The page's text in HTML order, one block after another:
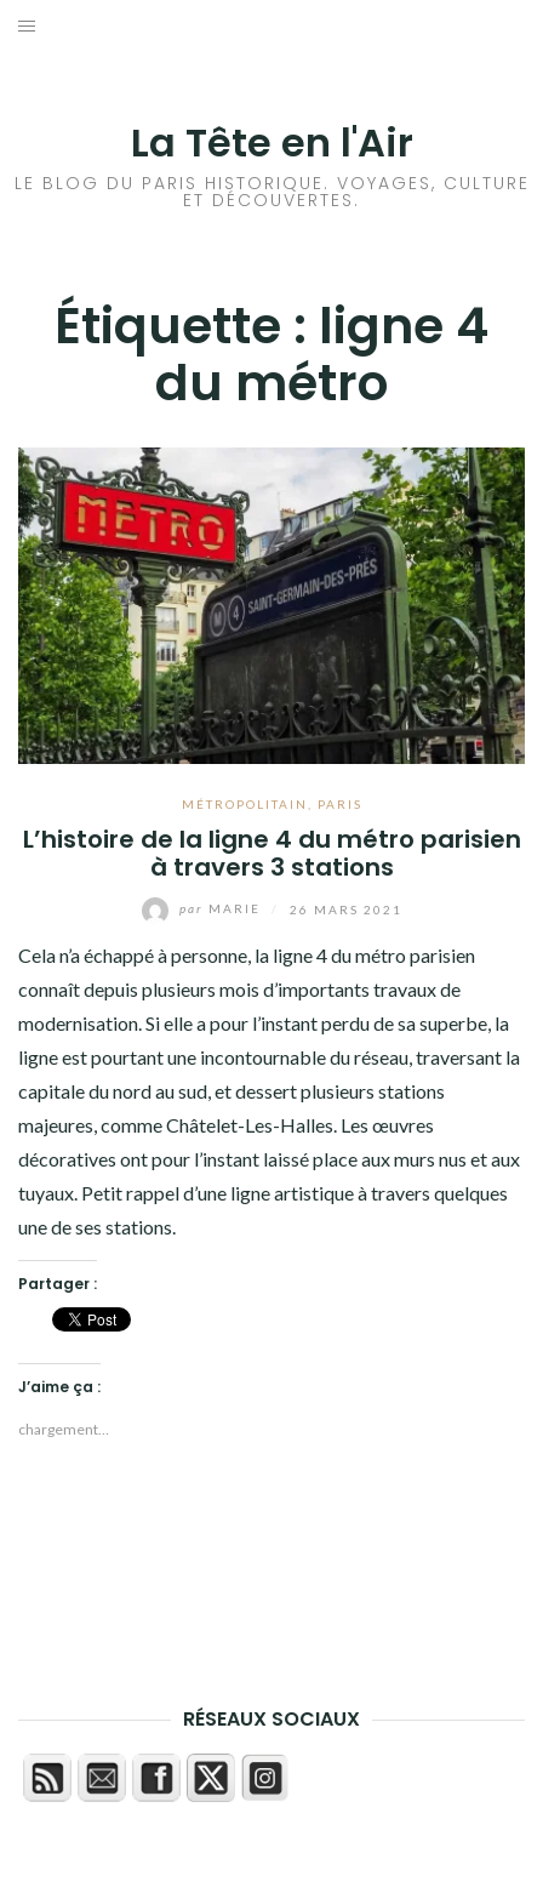
Aller
La Tête en l'Air
LE BLOG DU PARIS HISTORIQUE. VOYAGES, CULTURE
ET DÉCOUVERTES.
Étiquette : ligne 4
du métro
MÉTROPOLITAIN PARIS
L’histoire de la ligne 4 du métro parisien
à travers 3 stations
par MARIE 26 MARS 2021
Cela n’a échappé à personne, la ligne 4 du métro parisien
connaît depuis plusieurs mois d’importants travaux de
modernisation. Si elle a pour l’instant perdu de sa superbe, la
ligne est pourtant une incontournable du réseau, traversant la
capitale du nord au sud, et dessert plusieurs stations
majeures, comme Châtelet-Les-Halles. Les œuvres
décoratives ont pour l’instant laissé place aux murs nus et aux
tuyaux. Petit rappel d’une ligne artistique à travers quelques
une de ses stations.
Partager :
J’aime ça :
chargement…
RÉSEAUX SOCIAUX
HISTOIRES EN ILE DE FRANCE
VOYAGES À L’ÉTRANGER